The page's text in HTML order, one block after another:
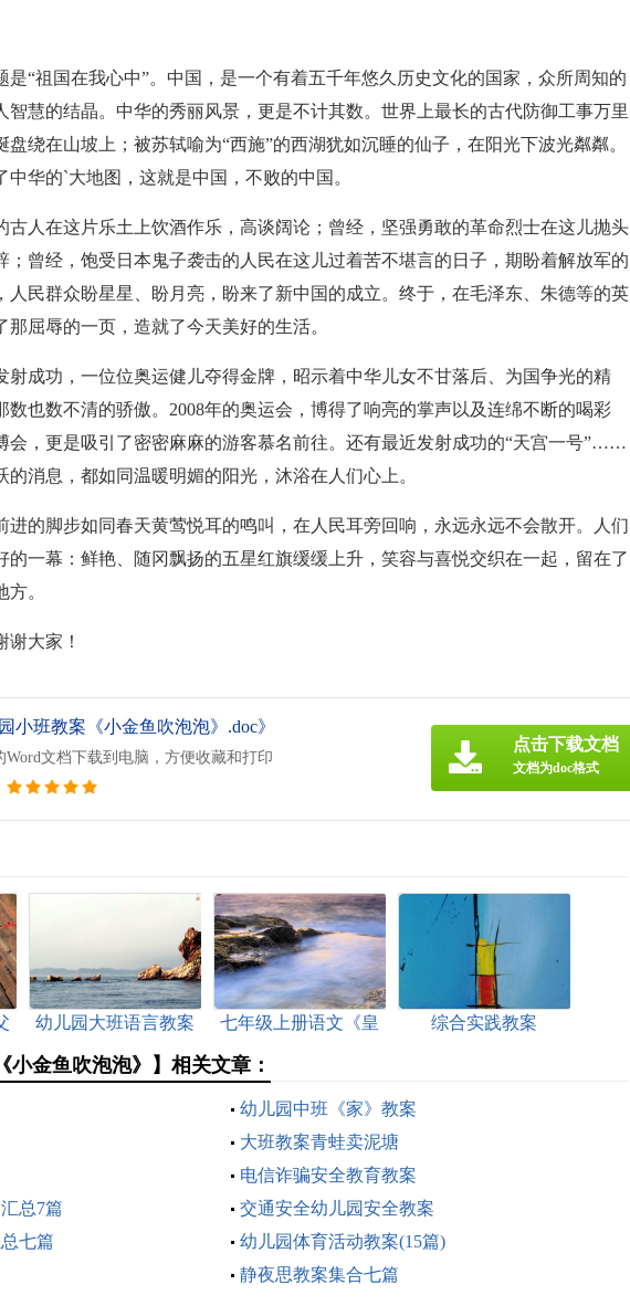
是“祖国在我心中”。中国，是一个有着五千年悠久历史文化的国家，众所周知的
智慧的结晶。中华的秀丽风景，更是不计其数。世界上最长的古代防御工事万里
绕在山坡上；被苏轼喻为“西施”的西湖犹如沉睡的仙子，在阳光下波光粼粼。
华的`大地图，这就是中国，不败的中国。
古人在这片乐土上饮酒作乐，高谈阔论；曾经，坚强勇敢的革命烈士在这儿抛头
；曾经，饱受日本鬼子袭击的人民在这儿过着苦不堪言的日子，期盼着解放军的
人民群众盼星星、盼月亮，盼来了新中国的成立。终于，在毛泽东、朱德等的英
那屈辱的一页，造就了今天美好的生活。
射成功，一位位奥运健儿夺得金牌，昭示着中华儿女不甘落后、为国争光的精
数也数不清的骄傲。2008年的奥运会，博得了响亮的掌声以及连绵不断的喝彩
会，更是吸引了密密麻麻的游客慕名前往。还有最近发射成功的“天宫一号”……
的消息，都如同温暖明媚的阳光，沐浴在人们心上。
进的脚步如同春天黄莺悦耳的鸣叫，在人民耳旁回响，永远永远不会散开。人们
的一幕：鲜艳、随冈飘扬的五星红旗缓缓上升，笑容与喜悦交织在一起，留在了
。
谢大家！
小班教案《小金鱼吹泡泡》.doc》
Word文档下载到电脑，方便收藏和打印
点击下载文档
文档为doc格式
幼儿园大班语言教案
七年级上册语文《皇
综合实践教案
小金鱼吹泡泡》】相关文章：
幼儿园中班《家》教案
大班教案青蛙卖泥塘
电信诈骗安全教育教案
总7篇
交通安全幼儿园安全教案
七篇
幼儿园体育活动教案(15篇)
静夜思教案集合七篇